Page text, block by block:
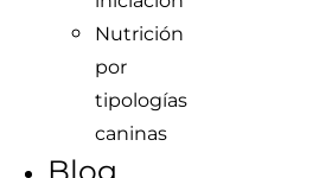
Nutrición
por
tipologías
caninas
Blog